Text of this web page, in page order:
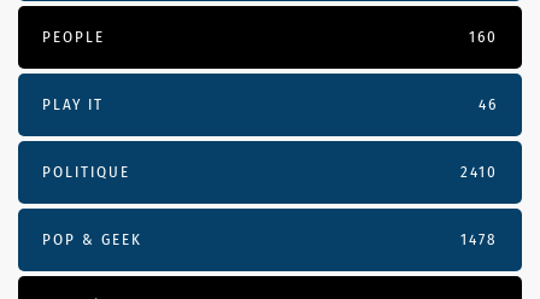
PEOPLE 160
PLAY IT 46
POLITIQUE 2410
POP & GEEK 1478